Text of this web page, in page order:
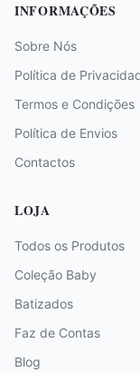
INFORMAÇÕES
Sobre Nós
Política de
Termos e Condições
Política de Envios
Contactos
LOJA
Todos os Produtos
Coleção Baby
Batizados
Faz de Contas
Blog